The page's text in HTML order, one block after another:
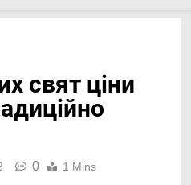
свят ціни
0 1 Mins